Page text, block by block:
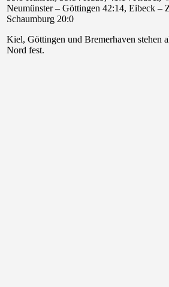
Neumünster – Göttingen 42:14, Eibeck –
Schaumburg 20:0
Kiel, Göttingen und Bremerhaven stehen
Nord fest.